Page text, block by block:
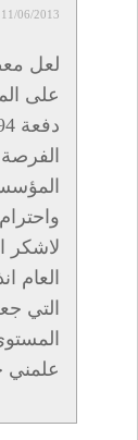
11/06/2013 AT 22:06
لعل
على
لاشكر
العام
التي
علمني